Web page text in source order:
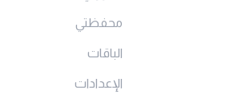
محفظتي
الباقات
الإعدادات